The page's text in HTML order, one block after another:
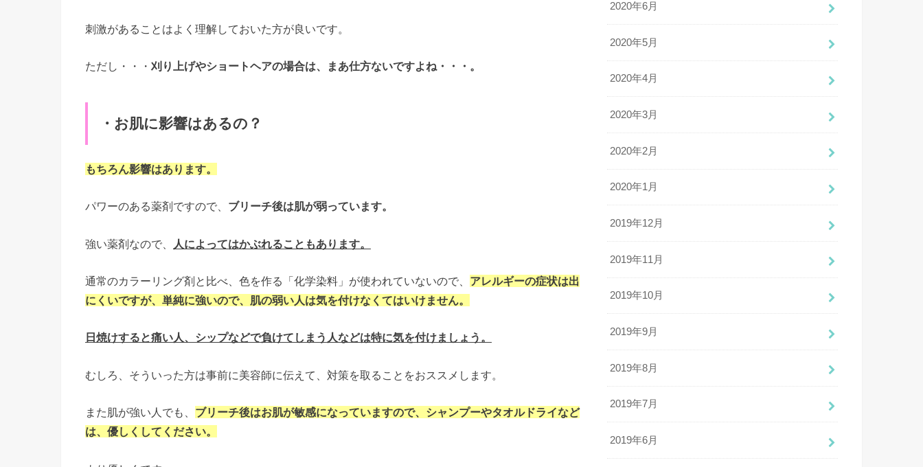
刺激があることはよく理解しておいた方が良いです。
ただし・・・ 刈り上げやショートヘアの場合は、まあ仕方ないですよね・・・。
・お肌に影響はあるの？
もちろん影響はあります。
パワーのある薬剤ですので、 ブリーチ後は肌が弱っています。
強い薬剤なので、 人によってはかぶれることもあります。
通常のカラーリング剤と比べ、色を作る「化学染料」が使われていないので、 アレルギーの症状は出
にくいですが、単純に強いので、肌の弱い人は気を付けなくてはいけません。
日焼けすると痛い人、シップなどで負けてしまう人などは特に気を付けましょう。
むしろ、そういった方は事前に美容師に伝えて、対策を取ることをおススメします。
また肌が強い人でも、 ブリーチ後はお肌が敏感になっていますので、シャンプーやタオルドライなど
は、優しくしてください。
2020年6月
2020年5月
2020年4月
2020年3月
2020年2月
2020年1月
2019年12月
2019年11月
2019年10月
2019年9月
2019年8月
2019年7月
2019年6月